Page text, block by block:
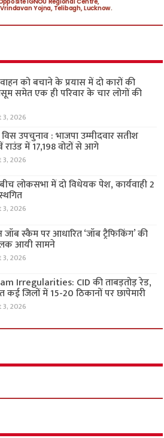
को बचाने के प्रयास में दो कारों की
समेत एक ही परिवार के चार लोगों की
2026
उपचुनाव : भाजपा उम्मीदवार सतीश
राउंड में 17,198 वोटों से आगे
2026
लोकसभा में दो विधेयक पेश, कार्यवाही 2
2026
स्कैम पर आधारित ‘जॉब ट्रैफिकिंग’ की
आयी सामने
2026
Irregularities: CID की ताबड़तोड़ रेड,
कई जिलों में 15-20 ठिकानों पर छापेमारी
2026